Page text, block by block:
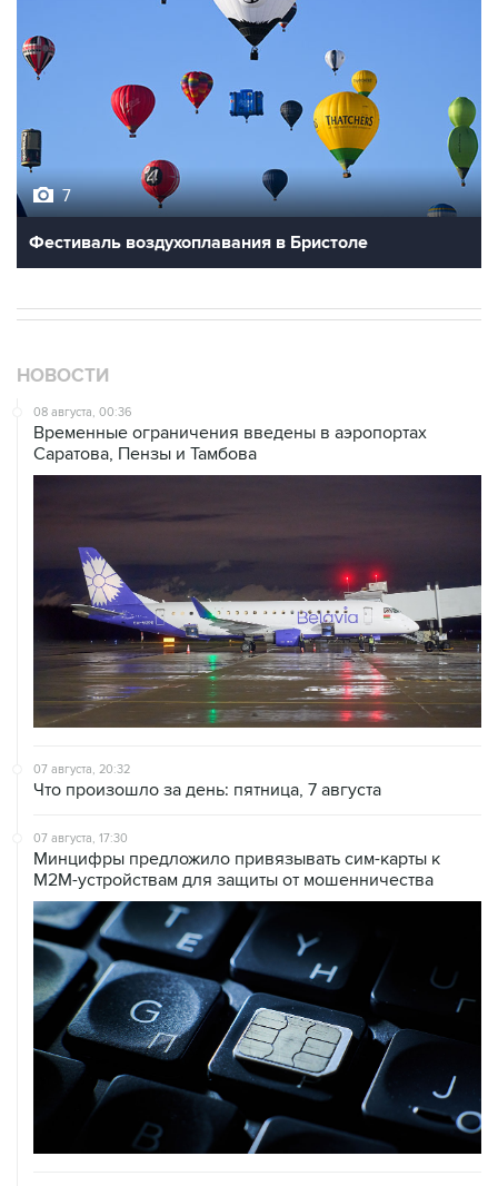
7
Фестиваль воздухоплавания в Бристоле
НОВОСТИ
08 августа, 00:36
Временные ограничения введены в аэропортах
Саратова, Пензы и Тамбова
07 августа, 20:32
Что произошло за день: пятница, 7 августа
07 августа, 17:30
Минцифры предложило привязывать сим-карты к
M2M-устройствам для защиты от мошенничества